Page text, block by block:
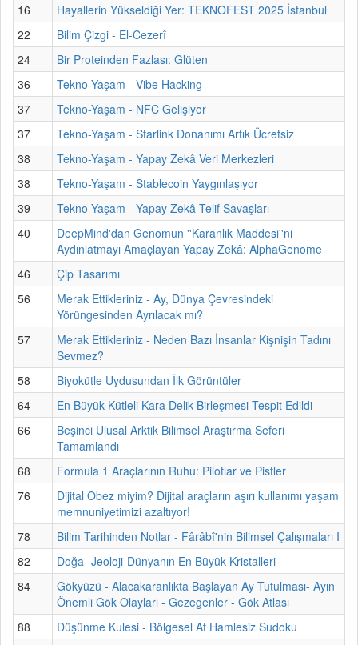
16
Hayallerin Yükseldiği Yer: TEKNOFEST 2025 İstanbul
22
Bilim Çizgi - El-Cezerî
24
Bir Proteinden Fazlası: Glüten
36
Tekno-Yaşam - Vibe Hacking
37
Tekno-Yaşam - NFC Gelişiyor
37
Tekno-Yaşam - Starlink Donanımı Artık Ücretsiz
38
Tekno-Yaşam - Yapay Zekâ Veri Merkezleri
38
Tekno-Yaşam - Stablecoin Yaygınlaşıyor
39
Tekno-Yaşam - Yapay Zekâ Telif Savaşları
40
DeepMind'dan Genomun ''Karanlık Maddesi''ni
Aydınlatmayı Amaçlayan Yapay Zekâ: AlphaGenome
46
Çip Tasarımı
56
Merak Ettikleriniz - Ay, Dünya Çevresindeki
Yörüngesinden Ayrılacak mı?
57
Merak Ettikleriniz - Neden Bazı İnsanlar Kişnişin Tadını
Sevmez?
58
Biyokütle Uydusundan İlk Görüntüler
64
En Büyük Kütleli Kara Delik Birleşmesi Tespit Edildi
66
Beşinci Ulusal Arktik Bilimsel Araştırma Seferi
Tamamlandı
68
Formula 1 Araçlarının Ruhu: Pilotlar ve Pistler
76
Dijital Obez miyim? Dijital araçların aşırı kullanımı yaşam
memnuniyetimizi azaltıyor!
78
Bilim Tarihinden Notlar - Fârâbî'nin Bilimsel Çalışmaları I
82
Doğa -Jeoloji-Dünyanın En Büyük Kristalleri
84
Gökyüzü - Alacakaranlıkta Başlayan Ay Tutulması- Ayın
Önemli Gök Olayları - Gezegenler - Gök Atlası
88
Düşünme Kulesi - Bölgesel At Hamlesiz Sudoku